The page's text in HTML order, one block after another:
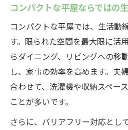
家事効率を考えたコン
無駄なく暮らすコン
計
収納上手になれるコ
自然に寄り添うコン
イント
コンパクトな平屋ならではの
コンパクトな平屋では、生活動
す。限られた空間を最大限に活
らダイニング、リビングへの移
し、家事の効率を高めます。夫
合わせて、洗濯機や収納スペー
ことが多いです。
さらに、バリアフリー対応とし